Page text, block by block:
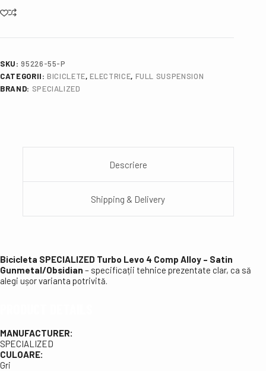
SKU:95226-55-P
CATEGORII:BICICLETE,ELECTRICE, FULL SUSPENSION
BRAND: SPECIALIZED
Descriere
Shipping & Delivery
Bicicleta SPECIALIZED Turbo Levo 4 Comp Alloy – Satin
Gunmetal/Obsidian – specificații tehnice prezentate clar, ca să
alegi ușor varianta potrivită.
MANUFACTURER:
SPECIALIZED
CULOARE:
Gri